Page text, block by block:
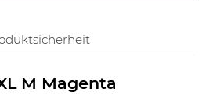
M Magenta